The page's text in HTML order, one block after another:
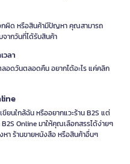
อกผิด หรือสินค้ามีปัญหา คุณสามารถ
จากวันที่ได้รับสินค้า
วลา
อดวันตลอดคืน อยากได้อะไร แค่คลิก
ยนใกล้ฉัน หรืออยากแวะร้าน B2S แต่
B2S Online มาให้คุณเลือกสรรได้ง่ายๆ
า ร้านขายหนังสือ หรือสินค้าอื่นๆ